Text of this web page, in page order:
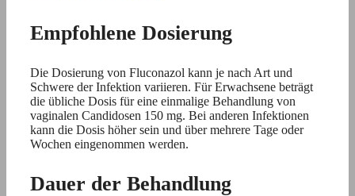
Empfohlene Dosierung
Die Dosierung von Fluconazol kann je nach Art und
Schwere der Infektion variieren. Für Erwachsene beträgt
die übliche Dosis für eine einmalige Behandlung von
vaginalen Candidosen 150 mg. Bei anderen Infektionen
kann die Dosis höher sein und über mehrere Tage oder
Wochen eingenommen werden.
Dauer der Behandlung